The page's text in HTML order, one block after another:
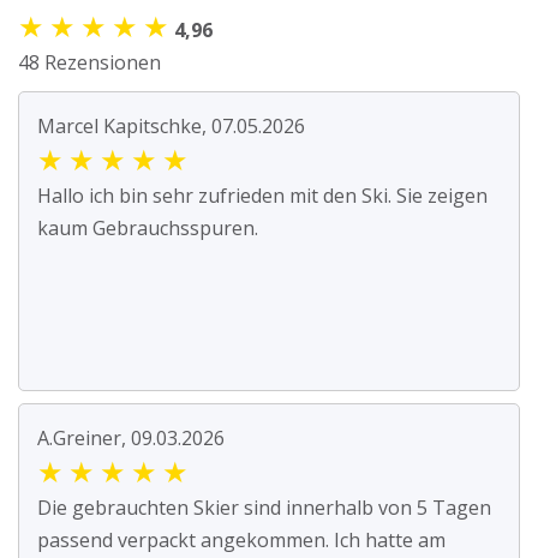
★ ★ ★ ★ ★ 4,96
48 Rezensionen
Marcel Kapitschke, 07.05.2026
★ ★ ★ ★ ★
Hallo ich bin sehr zufrieden mit den Ski. Sie zeigen
kaum Gebrauchsspuren.
A.Greiner, 09.03.2026
★ ★ ★ ★ ★
Die gebrauchten Skier sind innerhalb von 5 Tagen
passend verpackt angekommen. Ich hatte am